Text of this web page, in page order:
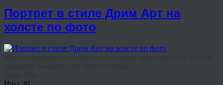
Портрет в стиле Дрим Арт на
холсте по фото